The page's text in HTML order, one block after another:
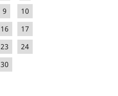
9
10
16
17
23
24
30